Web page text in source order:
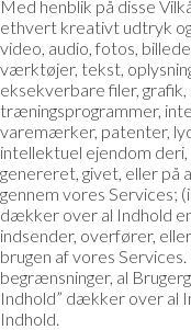
Med henblik på disse
ethvert kreativt udtryk
video, audio, fotos,
værktøjer, tekst,
eksekverbare filer,
træningsprogrammer,
varemærker, patenter,
intellektuel ejendom
genereret, givet, eller på
gennem vores Services;
dækker over al Indhold
indsender, overfører,
brugen af vores
begrænsninger, al
Indhold” dækker over al
Indhold.